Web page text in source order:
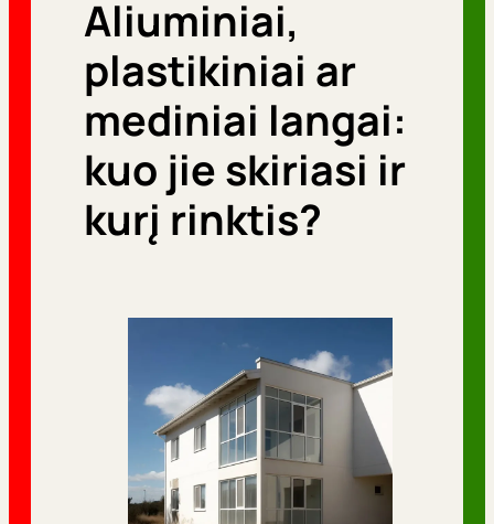
o
s
Aliuminiai,
plastikiniai ar
mediniai langai:
kuo jie skiriasi ir
kurį rinktis?